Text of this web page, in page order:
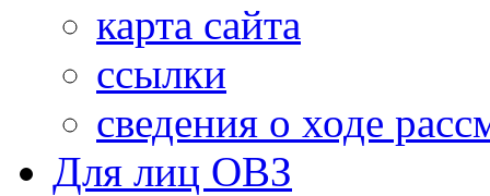
карта сайта
ссылки
сведения о ходе
Для лиц ОВЗ